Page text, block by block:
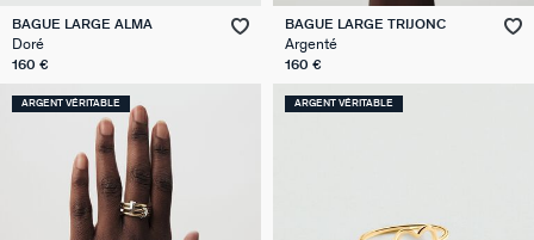
BAGUE LARGE ALMA
Doré
160 €
BAGUE LARGE TRIJONC
Argenté
160 €
ARGENT VÉRITABLE ARGENT VÉRITABLE